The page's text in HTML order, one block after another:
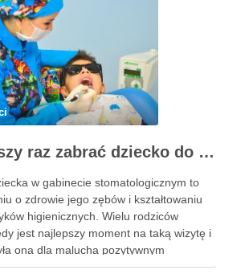
Kiedy pierwszy raz zabrać dziecko do dentysty? Wskazówki dla rodziców
w gabinecie stomatologicznym to
o zdrowie jego zębów i kształtowaniu
higienicznych. Wielu rodziców
jest najlepszy moment na taką wizytę i
ona dla malucha pozytywnym
te pytania odpowiada doświadczony